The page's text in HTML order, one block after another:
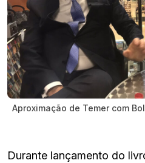
Aproximação de Temer com
Durante lançamento do